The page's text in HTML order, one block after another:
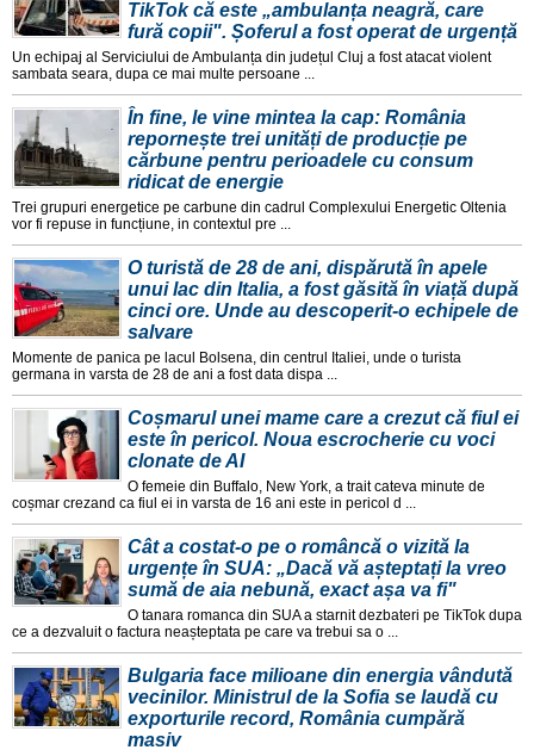
TikTok că este „ambulanța neagră, care
fură copii". Șoferul a fost operat de urgență
Un echipaj al Serviciului de Ambulanța din județul Cluj a fost atacat violent
sambata seara, dupa ce mai multe persoane ...
În fine, le vine mintea la cap: România
repornește trei unități de producție pe
cărbune pentru perioadele cu consum
ridicat de energie
Trei grupuri energetice pe carbune din cadrul Complexului Energetic Oltenia
vor fi repuse in funcțiune, in contextul pre ...
O turistă de 28 de ani, dispărută în apele
unui lac din Italia, a fost găsită în viață după
cinci ore. Unde au descoperit-o echipele de
salvare
Momente de panica pe lacul Bolsena, din centrul Italiei, unde o turista
germana in varsta de 28 de ani a fost data dispa ...
Coșmarul unei mame care a crezut că fiul ei
este în pericol. Noua escrocherie cu voci
clonate de AI
O femeie din Buffalo, New York, a trait cateva minute de
coșmar crezand ca fiul ei in varsta de 16 ani este in pericol d ...
Cât a costat-o pe o româncă o vizită la
urgențe în SUA: „Dacă vă așteptați la vreo
sumă de aia nebună, exact așa va fi"
O tanara romanca din SUA a starnit dezbateri pe TikTok dupa
ce a dezvaluit o factura neașteptata pe care va trebui sa o ...
Bulgaria face milioane din energia vândută
vecinilor. Ministrul de la Sofia se laudă cu
exporturile record, România cumpără
masiv